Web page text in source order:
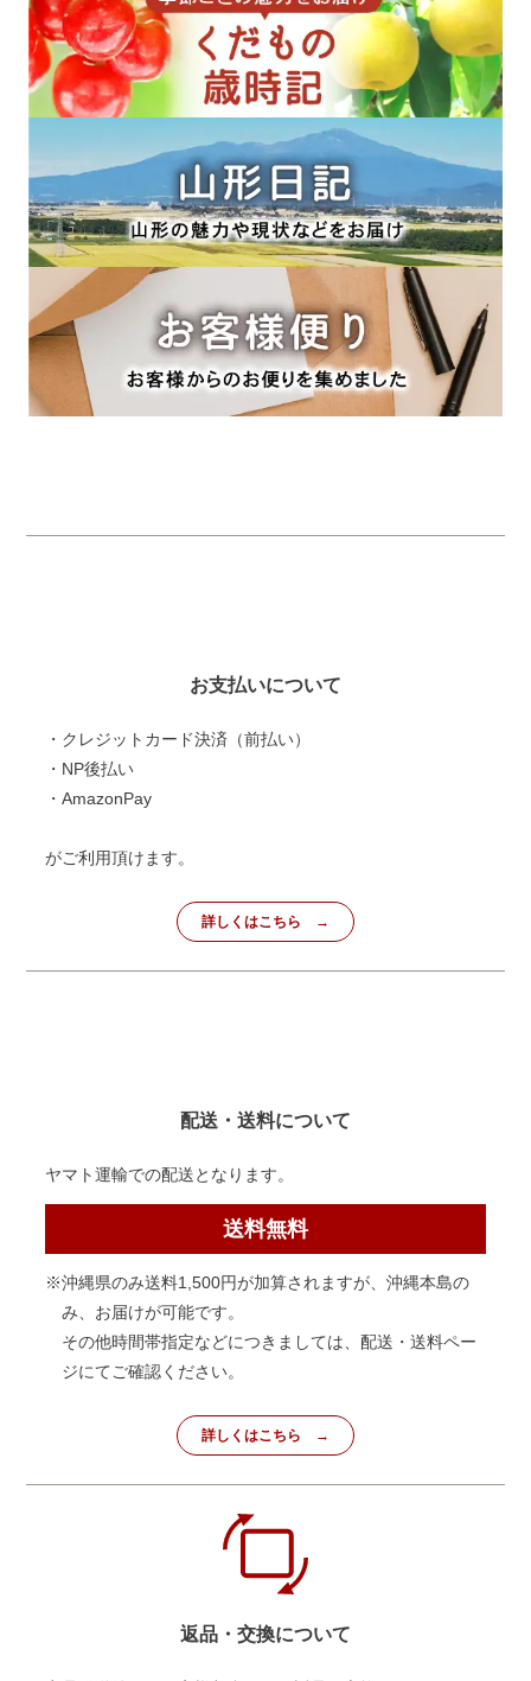
お支払いについて
・クレジットカード決済（前払い）
・NP後払い
・AmazonPay
がご利用頂けます。
詳しくはこちら
配送・送料について
ヤマト運輸での配送となります。
送料無料
※沖縄県のみ送料1,500円が加算されますが、沖縄本島の
み、お届けが可能です。
その他時間帯指定などにつきましては、配送・送料ペー
ジにてご確認ください。
詳しくはこちら
返品・交換について